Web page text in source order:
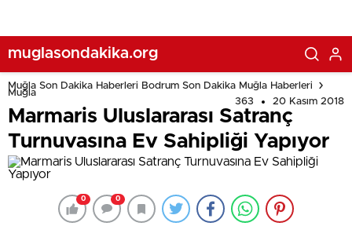
muglasondakika.org
Muğla Son Dakika Haberleri Bodrum Son Dakika Muğla Haberleri
Muğla
363
20 Kasım 2018
Marmaris Uluslararası Satranç
Turnuvasına Ev Sahipliği Yapıyor
0 0